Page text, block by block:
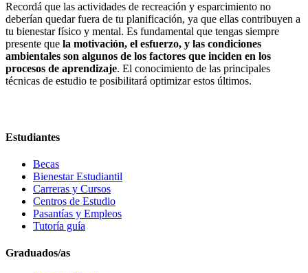
Recordá que las actividades de recreación y esparcimiento no
deberían quedar fuera de tu planificación, ya que ellas contribuyen a
tu bienestar físico y mental. Es fundamental que tengas siempre
presente que la motivación, el esfuerzo, y las condiciones
ambientales son algunos de los factores que inciden en los
procesos de aprendizaje. El conocimiento de las principales
técnicas de estudio te posibilitará optimizar estos últimos.
Estudiantes
Becas
Bienestar Estudiantil
Carreras y Cursos
Centros de Estudio
Pasantías y Empleos
Tutoría guía
Graduados/as